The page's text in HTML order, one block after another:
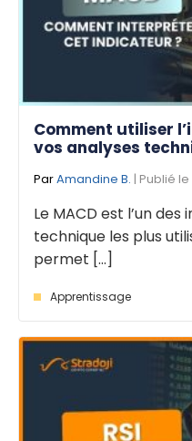
Comment utiliser
vos analyses
ParAmandine B. | Publié le
Le MACD est l’un
technique les plus
permet [...]
Apprentissage